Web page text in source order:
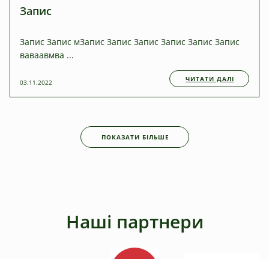
Запис
Запис Запис мЗапис Запис Запис Запис Запис Запис
ваваавмва ...
03.11.2022 ЧИТАТИ ДАЛІ
ПОКАЗАТИ БІЛЬШЕ
Наші партнери